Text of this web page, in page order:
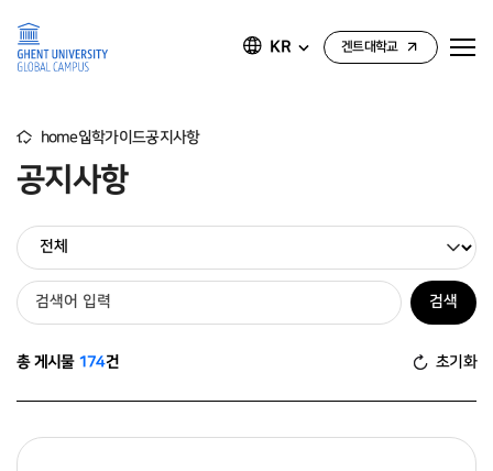
KR 겐트대학교
home입학가이드공지사항
공지사항
게
시
검
검색
총 게시물 174건 초기화